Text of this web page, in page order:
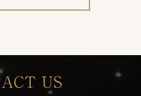
US